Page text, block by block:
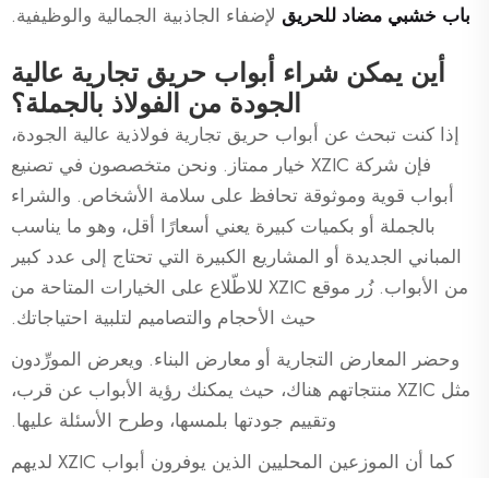
باب خشبي مضاد للحريق لإضفاء الجاذبية الجمالية والوظيفية.
أين يمكن شراء أبواب حريق تجارية عالية
الجودة من الفولاذ بالجملة؟
إذا كنت تبحث عن أبواب حريق تجارية فولاذية عالية الجودة،
فإن شركة XZIC خيار ممتاز. ونحن متخصصون في تصنيع
أبواب قوية وموثوقة تحافظ على سلامة الأشخاص. والشراء
بالجملة أو بكميات كبيرة يعني أسعارًا أقل، وهو ما يناسب
المباني الجديدة أو المشاريع الكبيرة التي تحتاج إلى عدد كبير
من الأبواب. زُر موقع XZIC للاطّلاع على الخيارات المتاحة من
حيث الأحجام والتصاميم لتلبية احتياجاتك.
وحضر المعارض التجارية أو معارض البناء. ويعرض المورِّدون
مثل XZIC منتجاتهم هناك، حيث يمكنك رؤية الأبواب عن قرب،
وتقييم جودتها بلمسها، وطرح الأسئلة عليها.
كما أن الموزعين المحليين الذين يوفرون أبواب XZIC لديهم